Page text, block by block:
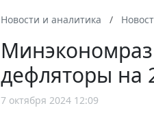
Новости и аналитика
дефляторы на
7 октября 2024 12:09